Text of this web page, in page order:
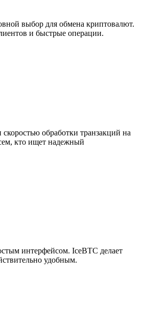
выбор для обмена криптовалют.
и быстрые операции.
обработки транзакций на
кто ищет надежный
интерфейсом. IceBTC делает
удобным.